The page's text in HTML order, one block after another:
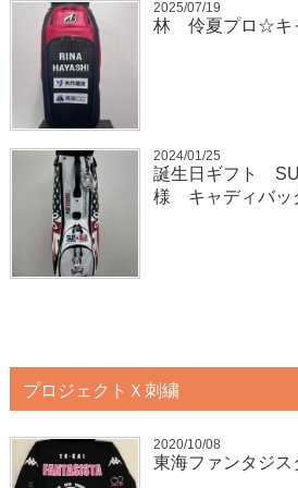
2025/07/19
林 伶夏プロ☆キ
2024/01/25
誕生日ギフト
様 キャディバッ
プロジェクトＸ刺繍
2020/10/08
東海ファンタジス